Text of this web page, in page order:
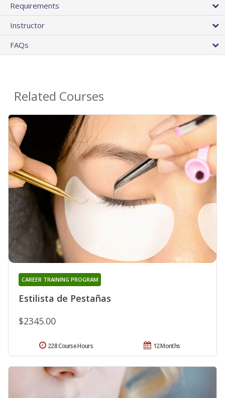
Requirements
Instructor
FAQs
Related Courses
Estilista de Pestañas
CAREER TRAINING PROGRAM
$2345.00
12 Months
228 Course Hours